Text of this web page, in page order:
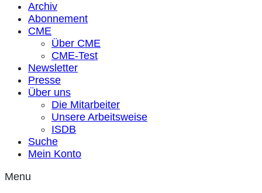
Archiv
Abonnement
CME
Über CME
CME-Test
Newsletter
Presse
Über uns
Die Mitarbeiter
Unsere Arbeitsweise
ISDB
Suche
Mein Konto
Menu